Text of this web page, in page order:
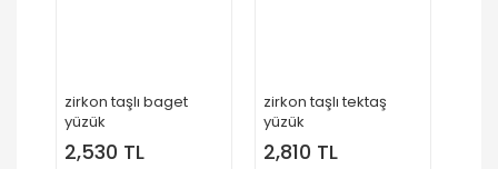
zirkon taşlı baget
yüzük
2,530 TL
zirkon taşlı tektaş
yüzük
2,810 TL